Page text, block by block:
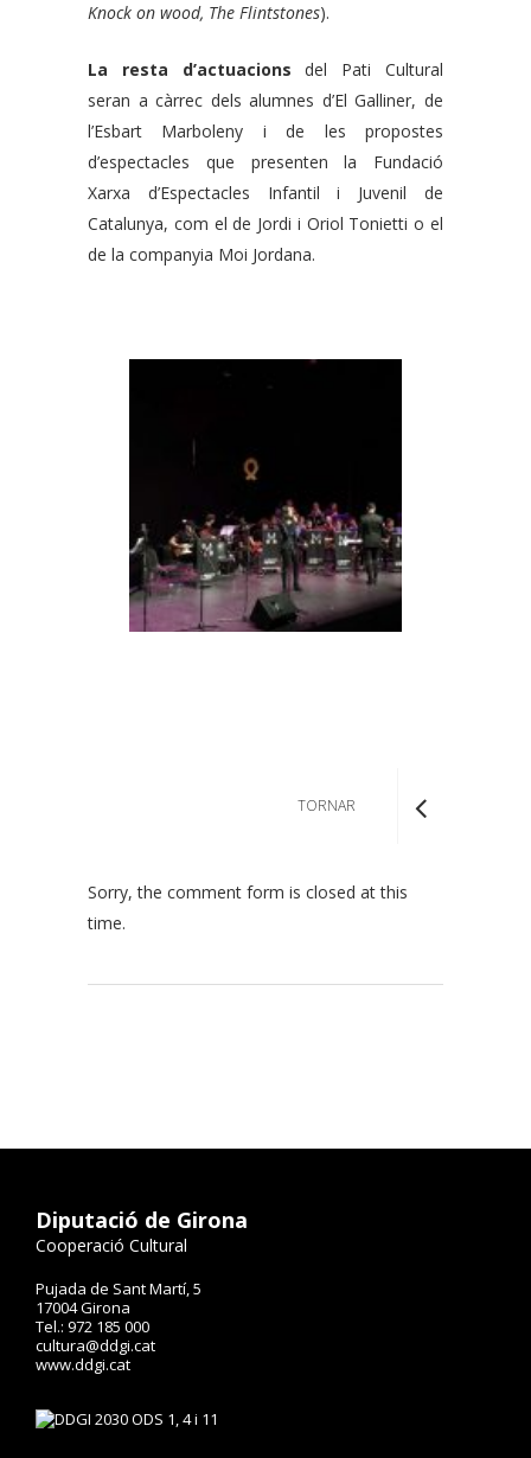
Knock on wood, The Flintstones).
La resta d’actuacionsdel Pati Cultural
seran a càrrec dels alumnes d’El Galliner, de
l’Esbart Marboleny i de les propostes
d’espectacles que presenten la Fundació
Xarxa d’Espectacles Infantil i Juvenil de
Catalunya, com el de Jordi i Oriol Tonietti o el
de la companyia Moi Jordana.
TORNAR
Sorry, the comment form is closed at this
time.
Diputació de Girona
Cooperació Cultural
Pujada de Sant Martí, 5
17004 Girona
Tel.: 972 185 000
cultura@ddgi.cat
www.ddgi.cat